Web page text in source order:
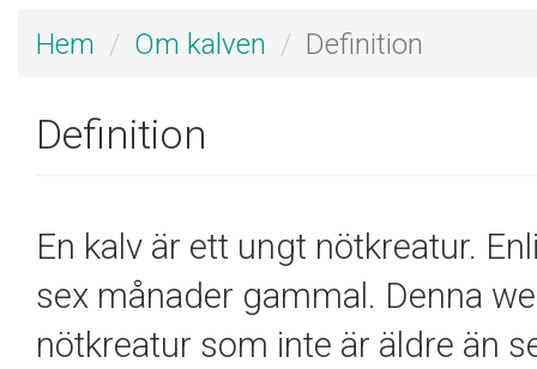
Hem Om kalven Definition
Definition
En kalv är ett ungt nötkreatur.
sex månader gammal. Denna
nötkreatur som inte är äldre än